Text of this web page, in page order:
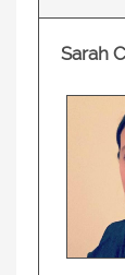
Sarah